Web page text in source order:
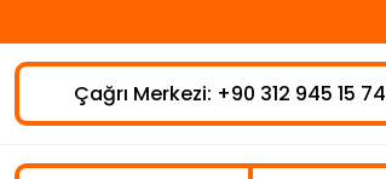
Çağrı Merkezi: +90 312 945 15 74